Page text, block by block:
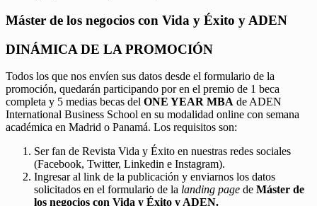
Máster de los negocios con Vida y Éxito y ADEN
DINÁMICA DE LA PROMOCIÓN
Todos los que nos envíen sus datos desde el formulario de la
promoción, quedarán participando por en el premio de 1 beca
completa y 5 medias becas del ONE YEAR MBA de ADEN
International Business School en su modalidad online con semana
académica en Madrid o Panamá. Los requisitos son:
Ser fan de Revista Vida y Éxito en nuestras redes sociales
(Facebook, Twitter, Linkedin e Instagram).
Ingresar al link de la publicación y enviarnos los datos
solicitados en el formulario de la landing page de Máster de
los negocios con Vida y Éxito y ADEN.